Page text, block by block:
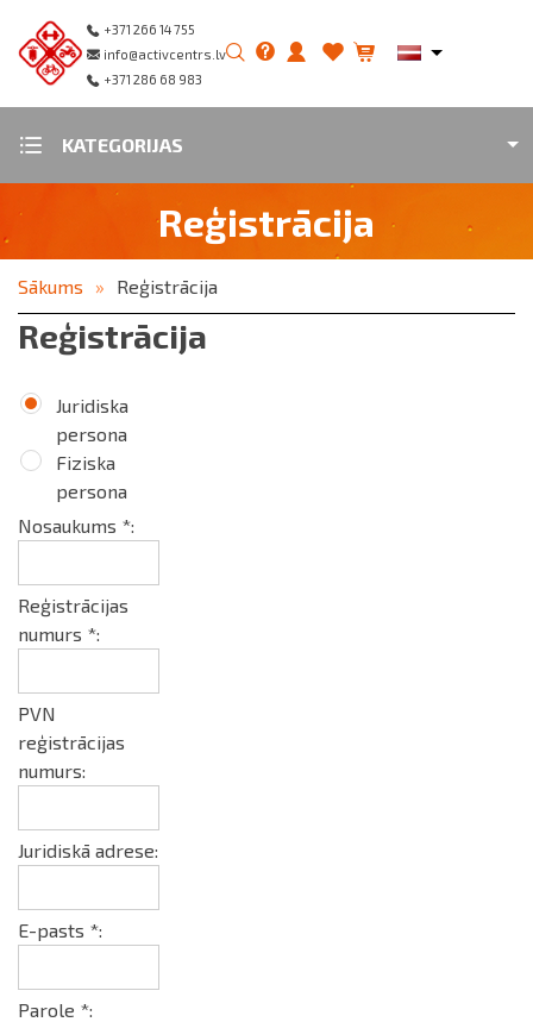
+371 266 14 755
info@activcentrs.lv
+371 286 68 983
KATEGORIJAS
Reģistrācija
Sākums Reģistrācija
Reģistrācija
Juridiska
persona
Fiziska
persona
Nosaukums *:
Reģistrācijas
numurs *:
PVN
reģistrācijas
numurs:
Juridiskā adrese:
E-pasts *:
Parole *: